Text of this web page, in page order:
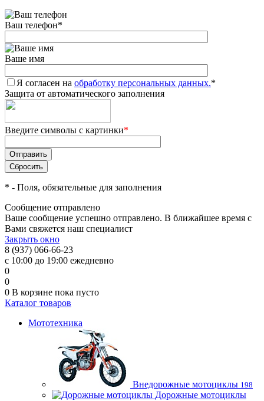
Ваш телефон*
Ваше имя
Я согласен на обработку персональных данных.*
Защита от автоматического заполнения
Введите символы с картинки*
* - Поля, обязательные для заполнения
Сообщение отправлено
Ваше сообщение успешно отправлено. В ближайшее время с
Вами свяжется наш специалист
Закрыть окно
8 (937) 066-66-23
с 10:00 до 19:00 ежедневно
0
0
0 В корзине пока пусто
Каталог товаров
Мототехника
Внедорожные мотоциклы 198
Дорожные мотоциклы